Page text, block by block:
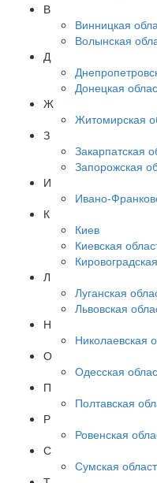
В
Винницкая
Волынская
Д
Донецкая
Ж
Житомирская
З
Закарпатская
Запорожская
И
Ивано-
К
Киев
Киевская
Л
Луганская
Львовская
Н
Николаевская
О
Одесская
П
Полтавская
Р
Ровенская
С
Сумская